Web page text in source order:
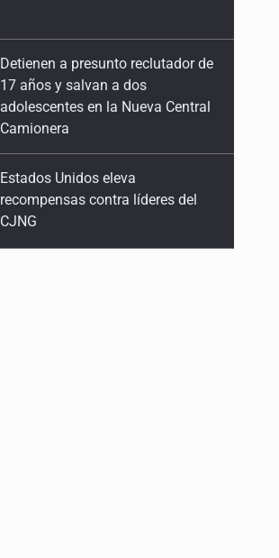
Estados Unidos eleva
recompensas contra líderes del
CJNG
Mueren cuatro personas por
volcadura en San Miguel el Alto